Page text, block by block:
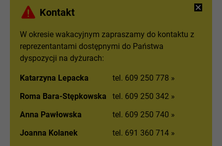
Kontakt
W okresie wakacyjnym zapraszamy do kontaktu z
reprezentantami dostępnymi do Państwa
dyspozycji na dyżurach:
Katarzyna Lepacka
tel. 609 250 778 »
Roma Bara-Stępkowska
tel. 609 250 342 »
Anna Pawłowska
tel. 609 250 740 »
Joanna Kolanek
tel. 691 360 714 »